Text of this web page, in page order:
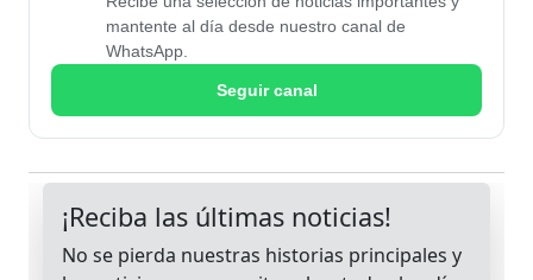
mantente al día desde nuestro canal de
WhatsApp.
Seguir canal